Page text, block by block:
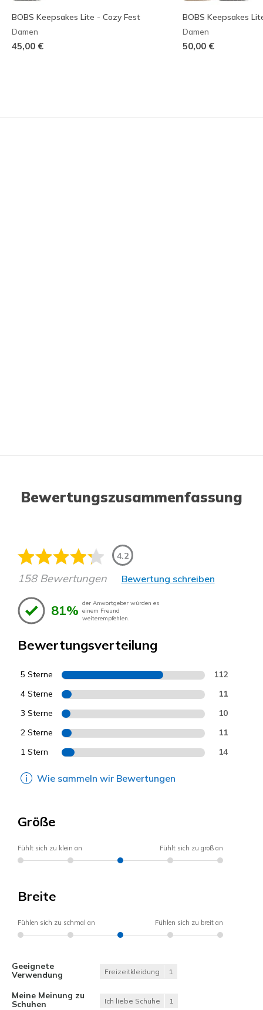
BOBS Keepsakes Lite - Cozy Fest
Damen
45,00 €
BOBS Keepsakes
Damen
50,00 €
Bewertungszusammenfassung
4.2
158 Bewertungen Bewertung schreiben
81% der Anwortgeber würden es
einem Freund
weiterempfehlen.
Bewertungsverteilung
5 Sterne 112
4 Sterne 11
3 Sterne 10
2 Sterne 11
1 Stern 14
Wie sammeln wir Bewertungen
Größe
Fühlt sich zu klein an Fühlt sich zu groß an
Breite
Fühlen sich zu schmal an Fühlen sich zu breit an
Geeignete
Verwendung
Freizeitkleidung 1
Meine Meinung zu
Schuhen
Ich liebe Schuhe 1